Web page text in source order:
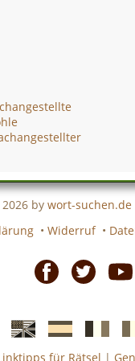
2026 by wort-suchen.de
• Widerruf •
für Rätsel |